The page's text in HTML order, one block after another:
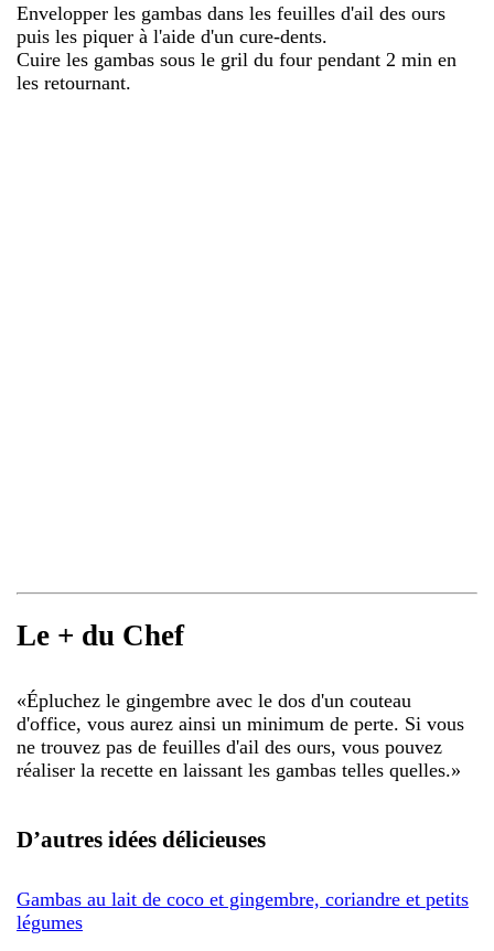
Envelopper les gambas dans les feuilles d'ail des ours
puis les piquer à l'aide d'un cure-dents.
Cuire les gambas sous le gril du four pendant 2 min en
les retournant.
Le + du Chef
«Épluchez le gingembre avec le dos d'un couteau
d'office, vous aurez ainsi un minimum de perte. Si vous
ne trouvez pas de feuilles d'ail des ours, vous pouvez
réaliser la recette en laissant les gambas telles quelles.»
D’autres idées délicieuses
Gambas au lait de coco et gingembre, coriandre et petits
légumes